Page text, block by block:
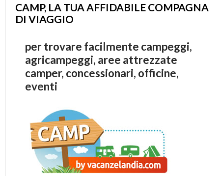
CAMP, LA TUA AFFIDABILE COMPAGNA
DI VIAGGIO
per trovare facilmente campeggi,
agricampeggi, aree attrezzate
camper, concessionari, officine,
eventi